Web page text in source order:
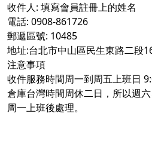
收件人: 填寫會員註冊上的姓名
電話: 0908-861726
郵遞區號: 10485
地址:台北市中山區民生東路二段
注意事項
收件服務時間周一到周五上班日
倉庫台灣時間周休二日，所以週
周一上班後處理。